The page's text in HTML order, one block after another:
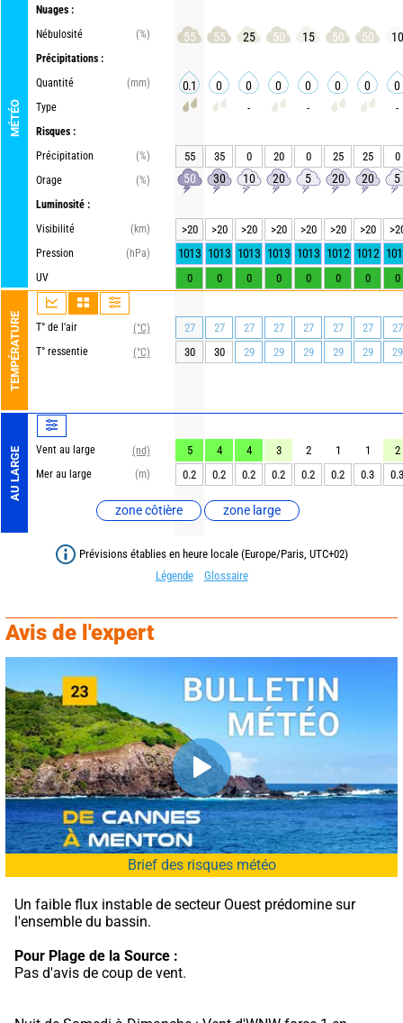
MÉTÉO
Nuages :
Nébulosité
(%)
Précipitations :
Quantité
(mm)
Type
Risques :
Précipitation
(%)
Orage
(%)
Luminosité :
Visibilité
(km)
Pression
(hPa)
UV
TEMPÉRATURE T° de l'air
(°C)
T° ressentie
(°C)
AU LARGE Vent au large
(nd)
Mer au large
(m)
zone côtière zone large
55 55 25 50 15 50 50 10
0.1 0 0 0 0 0 0 0
- - -
55 35 0 20 0 25 25 0
50 30 10 20 5 20 20 5
>20 >20 >20 >20 >20 >20 >20
1013 1013 1013 1013 1013 1012 1012
0 0 0 0 0 0 0 0
27 27 27 27 27 27 27
27
30
30 29 29 29 29 29 29
5 4 4 3 2 1 1
2
0.2
0.2 0.2 0.2 0.2 0.2 0.3 0.3
Prévisions établies en heure locale (Europe/Paris, UTC+02)
Légende
Glossaire
Avis de l'expert
Brief des risques météo
Un faible flux instable de secteur Ouest prédomine sur
l'ensemble du bassin.
Pour Plage de la Source :
Pas d'avis de coup de vent.